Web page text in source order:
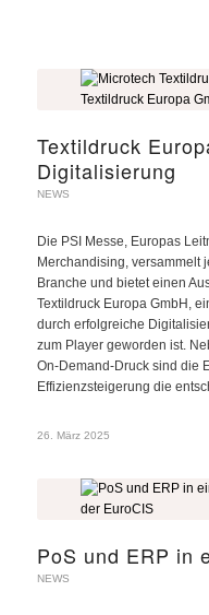
Textildruck
Digitalisierung
NEWS
Die PSI Messe, Europas
Merchandising, versammelt
Branche und bietet einen
Textildruck Europa GmbH,
durch erfolgreiche
zum Player geworden ist.
On-Demand-Druck sind die
Effizienzsteigerung die
26. März 2025
PoS und ERP in
NEWS